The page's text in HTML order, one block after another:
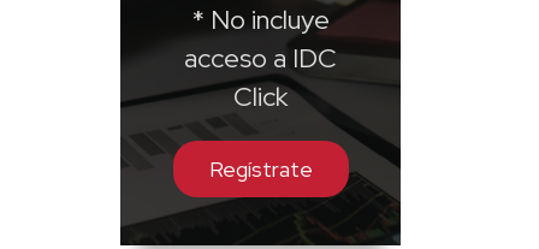
* No incluye
acceso a IDC
Click
Regístrate